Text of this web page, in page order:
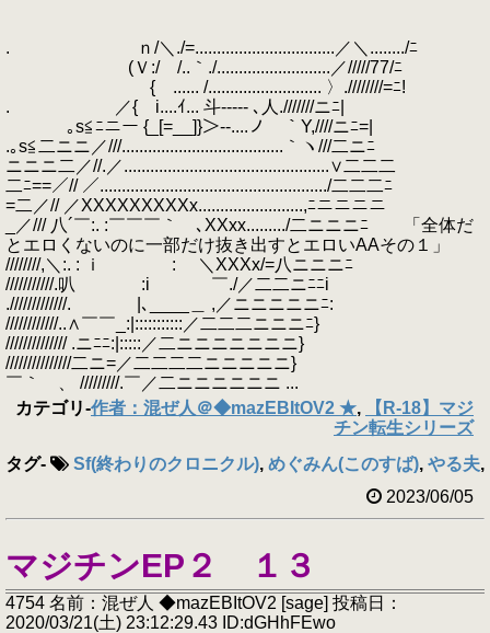
. ｎ/＼./=................................／＼......../ﾆ
(Ｖ:/ /..｀./..........................／/////77/ﾆ
ゝ{ ...... /.......................... 〉.////////=ﾆ!
. ／{ i....ｲ... 斗----- ､人.///////ニﾆ|
｡s≦ﾆニー {_[=__]}＞--....ノ￣｀Y,////ニﾆ=|
.｡s≦二ニニ／///.....................................｀ヽ///二ニﾆ
ニニニ二／//.／...............................................∨二二二
二ﾆ==／// ／..................................................../二二二ﾆ
=二／// ／XXXXXXXXXx........................,ﾆニニニニ
_／/// 八´￣:. :￣￣￣｀ ､XXxx........./二ニニニﾆ 「全体だ
とエロくないのに一部だけ抜き出すとエロいAAその１」
////////,＼:. : ｉ : ＼XXXx/=八ニニニﾆ
///////////.叭 :i ￣./／二二ニﾆﾆi
./////////////. |､____＿ ,／ニニニニニﾆ:
////////////..∧￣￣_:|:::::::::::／二二二ニニニﾆ}
////////////// .ニﾆﾆ:|:::::／二ニニニニニニニ}
///////////////二ニ=／二二二二ニニニニニ}
￣｀ 、 /////////.￣／二ニニニニニニ ...
カテゴリ-作者：混ぜ人＠◆mazEBItOV2 ★,
【R-18】マジ
チン転生シリーズ
タグ- Sf(終わりのクロニクル), めぐみん(このすば), やる夫,
2023/06/05
マジチンEP２ １３
4754 名前：混ぜ人 ◆mazEBItOV2 [sage] 投稿日：
2020/03/21(土) 23:12:29.43 ID:dGHhFEwo